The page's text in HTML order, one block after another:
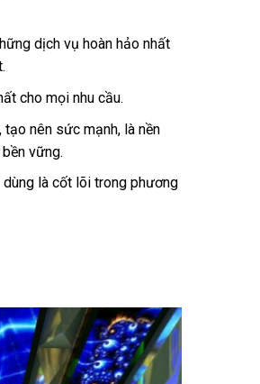
dịch vụ hoàn hảo nhất
cho mọi nhu cầu.
nên sức mạnh, là nền
vững.
là cốt lõi trong phương